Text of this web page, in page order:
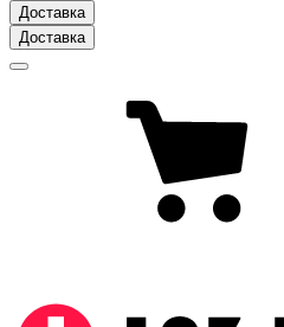
Доставка
Доставка